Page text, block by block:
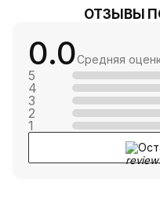
ОТЗЫВЫ
0.0Средняя
5
4
3
2
1